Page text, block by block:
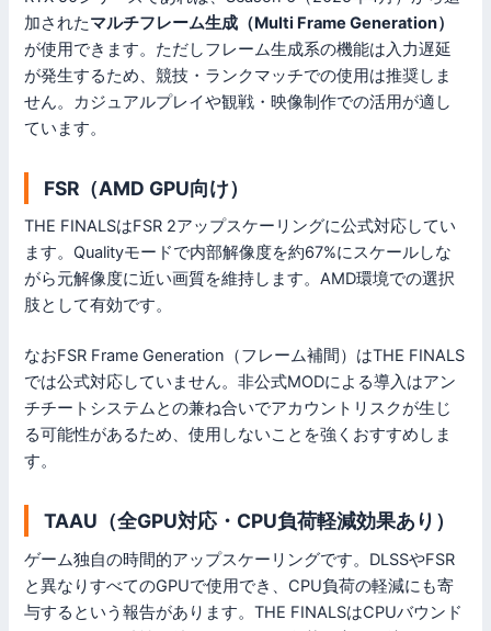
加されたマルチフレーム生成（Multi Frame Generation）
が使用できます。ただしフレーム生成系の機能は入力遅延
が発生するため、競技・ランクマッチでの使用は推奨しま
せん。カジュアルプレイや観戦・映像制作での活用が適し
ています。
FSR（AMD GPU向け）
THE FINALSはFSR 2アップスケーリングに公式対応してい
ます。Qualityモードで内部解像度を約67%にスケールしな
がら元解像度に近い画質を維持します。AMD環境での選択
肢として有効です。
なおFSR Frame Generation（フレーム補間）はTHE FINALS
では公式対応していません。非公式MODによる導入はアン
チチートシステムとの兼ね合いでアカウントリスクが生じ
る可能性があるため、使用しないことを強くおすすめしま
す。
TAAU（全GPU対応・CPU負荷軽減効果あり）
ゲーム独自の時間的アップスケーリングです。DLSSやFSR
と異なりすべてのGPUで使用でき、CPU負荷の軽減にも寄
与するという報告があります。THE FINALSはCPUバウンド